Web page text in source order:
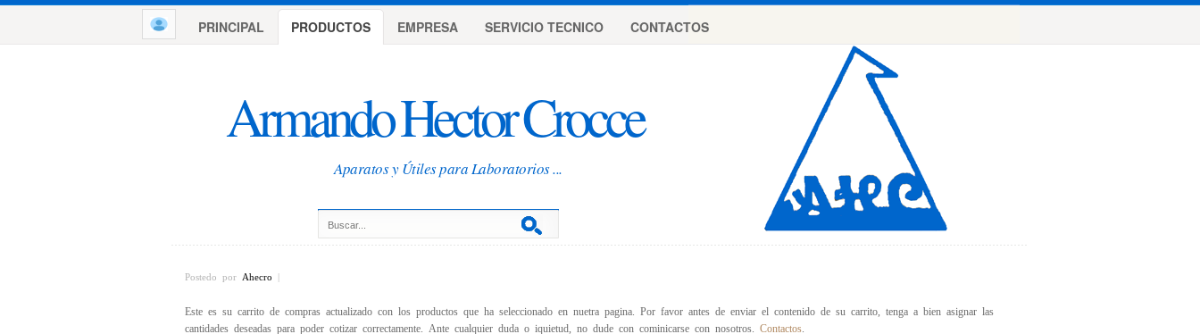
Armando Hector Crocce
Aparatos y Útiles para Laboratorios ...
PRINCIPAL PRODUCTOS EMPRESA SERVICIO TECNICO CONTACTOS
Postedo por Ahecro |
Este es su carrito de compras actualizado con los productos que ha seleccionado en nuetra pagina. Por favor antes de enviar el contenido de su carrito, tenga a bien asignar las
cantidades deseadas para poder cotizar correctamente. Ante cualquier duda o iquietud, no dude con cominicarse con nosotros. Contactos